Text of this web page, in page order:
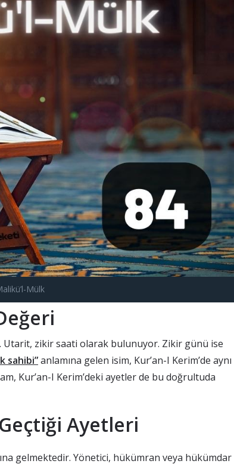
Mülk
Utarit, zikir saati olarak bulunuyor. Zikir günü ise
sahibi”anlamına gelen isim, Kur’an-I Kerim’de aynı
Kur’an-I Kerim’deki ayetler de bu doğrultuda
Ayetleri
gelmektedir. Yönetici, hükümran veya hükümdar